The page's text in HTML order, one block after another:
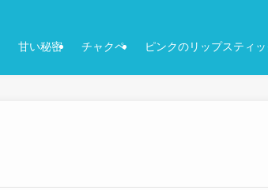
甘い秘密 チャクペ ピンクのリップスティ